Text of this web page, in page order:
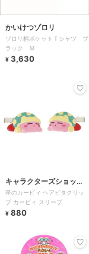
かいけつゾロリ
ゾロリ柄ポケットＴシャツ ブ
ラック Ｍ
¥ 3,630
キャラクターズショッ
プ ラフラフ
星のカービィ ヘアピタクリッ
プ カービィ スリープ
¥ 880